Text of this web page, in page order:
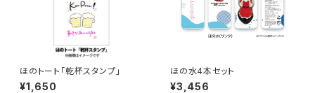
ほのトート「乾杯スタンプ」
¥1,650
ほの水4本セット
¥3,456